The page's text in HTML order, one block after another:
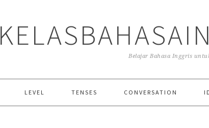
Belajar Bahasa Inggris
LEVEL TENSES CONVERSATION